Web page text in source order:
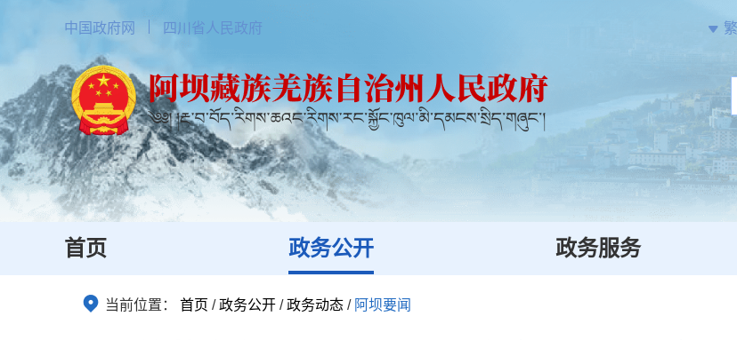
中国政府网 四川省人民政府 繁
首页 政务公开 政务服务
当前位置： 首页 /政务公开 /政务动态 / 阿坝要闻